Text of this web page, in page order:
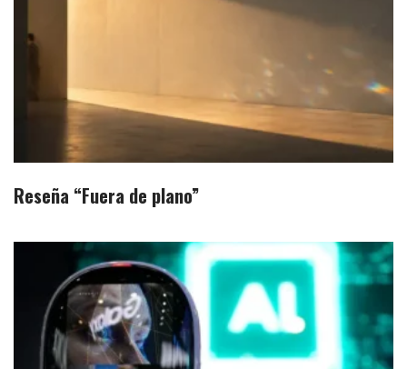
Reseña “Fuera de plano”